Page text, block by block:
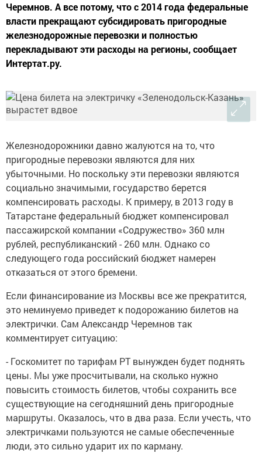
Черемнов. А все потому, что с 2014 года федеральные
власти прекращают субсидировать пригородные
железнодорожные перевозки и полностью
перекладывают эти расходы на регионы, сообщает
Интертат.ру.
Железнодорожники давно жалуются на то, что
пригородные перевозки являются для них
убыточными. Но поскольку эти перевозки являются
социально значимыми, государство берется
компенсировать расходы. К примеру, в 2013 году в
Татарстане федеральный бюджет компенсировал
пассажирской компании «Содружество» 360 млн
рублей, республиканский - 260 млн. Однако со
следующего года российский бюджет намерен
отказаться от этого бремени.
Если финансирование из Москвы все же прекратится,
это неминуемо приведет к подорожанию билетов на
электрички. Сам Александр Черемнов так
комментирует ситуацию:
- Госкомитет по тарифам РТ вынужден будет поднять
цены. Мы уже просчитывали, на сколько нужно
повысить стоимость билетов, чтобы сохранить все
существующие на сегодняшний день пригородные
маршруты. Оказалось, что в два раза. Если учесть, что
электричками пользуются не самые обеспеченные
люди, это сильно ударит их по карману.